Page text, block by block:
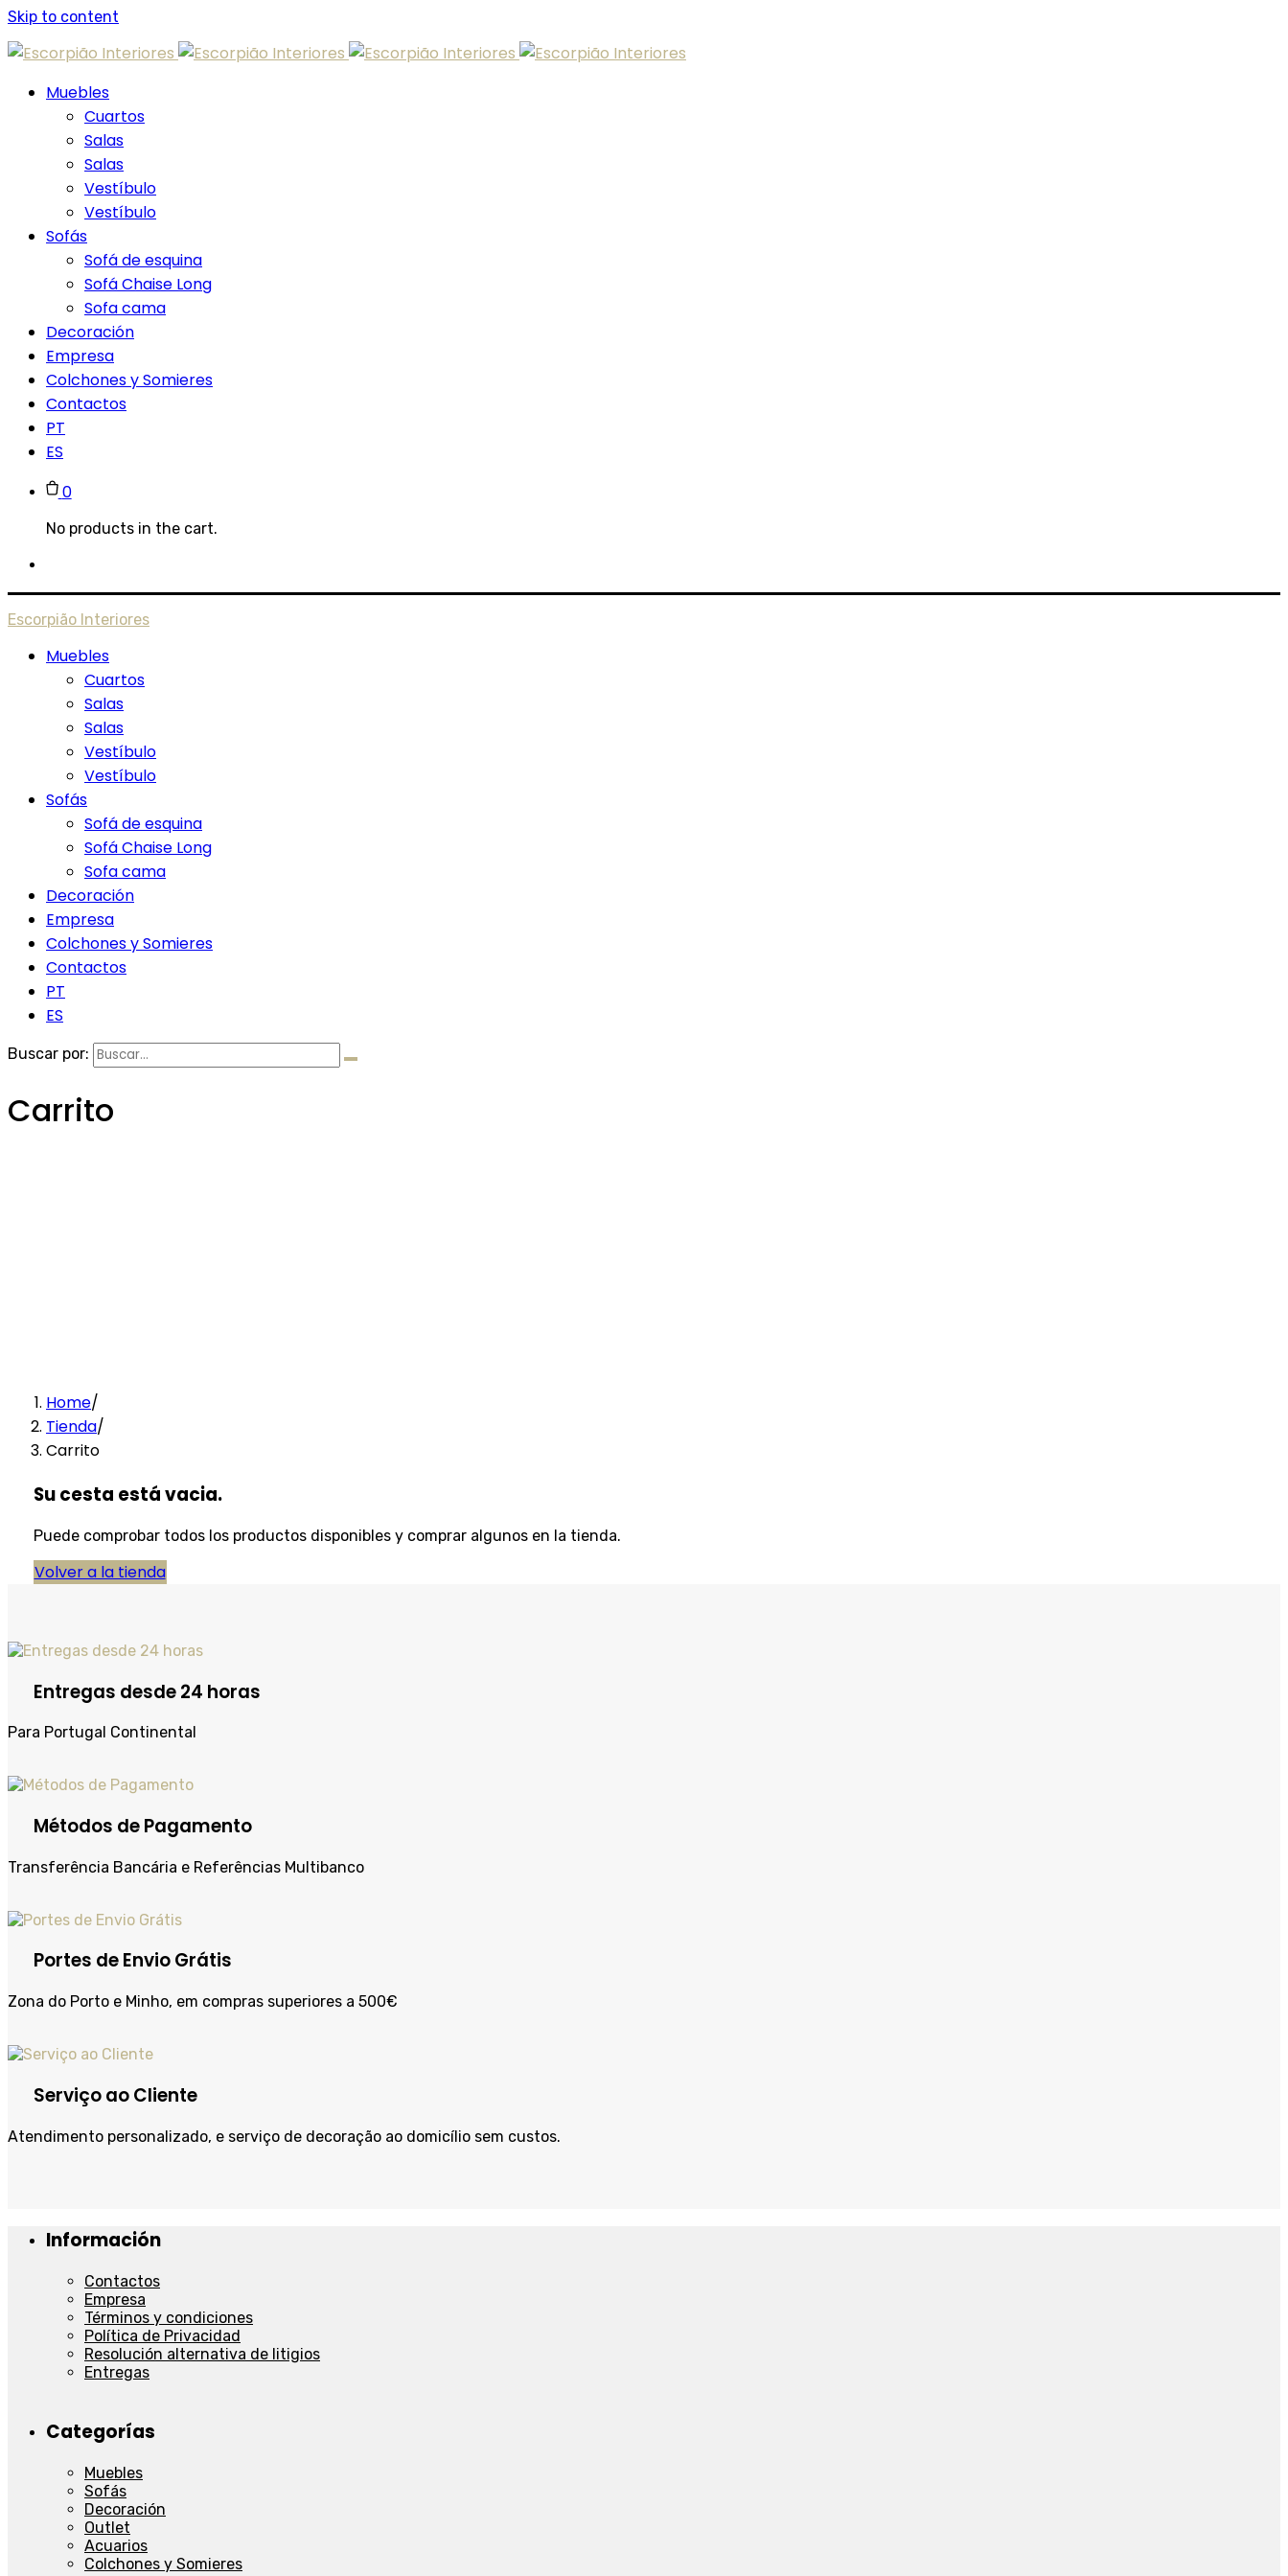
Skip to content
Muebles
Cuartos
Salas
Salas
Vestíbulo
Vestíbulo
Sofás
Sofá de esquina
Sofá Chaise Long
Sofa cama
Decoración
Empresa
Colchones y Somieres
Contactos
PT
ES
0
No products in the cart.
Escorpião Interiores
Muebles
Cuartos
Salas
Salas
Vestíbulo
Vestíbulo
Sofás
Sofá de esquina
Sofá Chaise Long
Sofa cama
Decoración
Empresa
Colchones y Somieres
Contactos
PT
ES
Buscar por:
Carrito
Home/
Tienda/
Carrito
Su cesta está vacia.
Puede comprobar todos los productos disponibles y comprar algunos en la tienda.
Volver a la tienda
Entregas desde 24 horas
Para Portugal Continental
Métodos de Pagamento
Transferência Bancária e Referências Multibanco
Portes de Envio Grátis
Zona do Porto e Minho, em compras superiores a 500€
Serviço ao Cliente
Atendimento personalizado, e serviço de decoração ao domicílio sem custos.
Información
Contactos
Empresa
Términos y condiciones
Política de Privacidad
Resolución alternativa de litigios
Entregas
Categorías
Muebles
Sofás
Decoración
Outlet
Acuarios
Colchones y Somieres